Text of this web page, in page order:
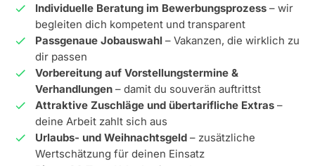
Individuelle Beratung im Bewerbungsprozess – wir
begleiten dich kompetent und transparent
Passgenaue Jobauswahl – Vakanzen, die wirklich zu
dir passen
Vorbereitung auf Vorstellungstermine &
Verhandlungen – damit du souverän auftrittst
Attraktive Zuschläge und übertarifliche Extras –
deine Arbeit zahlt sich aus
Urlaubs- und Weihnachtsgeld – zusätzliche
Wertschätzung für deinen Einsatz